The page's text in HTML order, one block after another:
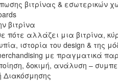
βιτρίνας & εσωτερικών
βιτρίνα
πότε αλλάζει μια βιτρίνα,
ιστορία του design & της
με πραγματικά
δοκιμή, ανάλυση –
Διακόσμησης